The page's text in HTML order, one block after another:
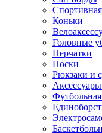
Коньки
Головные
Перчатки
Носки
Рюкзаки и